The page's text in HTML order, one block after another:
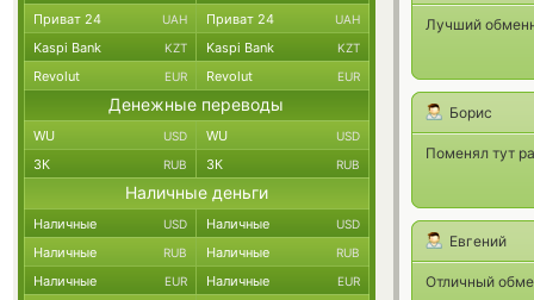
Лучший
Борис
Поменял тут
Евгений
Отличный
Приват 24 UAH Приват 24 UAH
Kaspi Bank KZT Kaspi Bank KZT
Revolut EUR Revolut EUR
Денежные переводы
WU USD WU USD
ЗК RUB ЗК RUB
Наличные деньги
Наличные USD Наличные USD
Наличные RUB Наличные RUB
Наличные EUR Наличные EUR